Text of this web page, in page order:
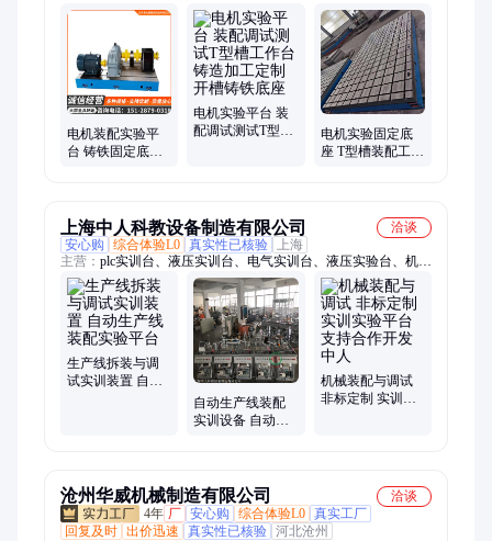
台、气浮平台、检验平台、测量平台、铸铁平台、电机试验平
台、T型槽平台、焊接平台、大理石工作台、大理石平尺、大理
石方尺、大理石方箱
电机装配实验平
台 铸铁固定底座
电机实验平台 装
配调试测试T型槽
电机实验固定底
座 T型槽装配工作
上海中人科教设备制造有限公司
洽谈
安心购
综合体验L0 真实性已核验
上海
主营： plc实训台、液压实训台、电气实训台、液压实验台、机械
创新实验台、实验平台、传感器实验台、机械原理实验、机械基
础实验、减速器模型、维修电工实训装置、电工实训台、电工电
拖、冲压模具、教学模具、教学设备、实训装置、实训设备、电
梯实训设备、空调实训台、电梯模型、消防电梯模型、电工电子
实训台、机械陈列柜、液压气动实训台
生产线拆装与调
试实训装置 自动
自动生产线装配
实训设备 自动生
机械装配与调试
非标定制 实训实
沧州华威机械制造有限公司
洽谈
4年 厂 安心购 综合体验L0 真实工厂
回复及时 出价迅速 真实性已核验 河北沧州